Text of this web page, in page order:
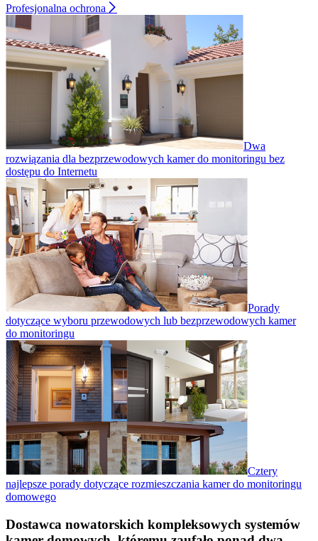
Profesjonalna ochrona
Dwa
rozwiązania dla bezprzewodowych kamer do monitoringu bez
dostępu do Internetu
Porady
dotyczące wyboru przewodowych lub bezprzewodowych kamer
do monitoringu
Cztery
najlepsze porady dotyczące rozmieszczania kamer do monitoringu
domowego
Dostawca nowatorskich kompleksowych systemów